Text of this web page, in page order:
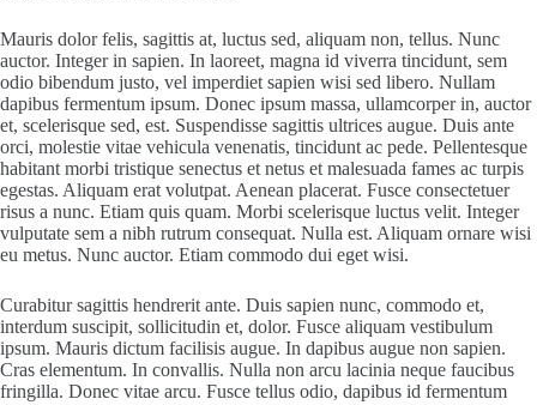
Mauris dolor felis, sagittis at, luctus sed, aliquam non, tellus. Nunc
auctor. Integer in sapien. In laoreet, magna id viverra tincidunt, sem
odio bibendum justo, vel imperdiet sapien wisi sed libero. Nullam
dapibus fermentum ipsum. Donec ipsum massa, ullamcorper in, auctor
et, scelerisque sed, est. Suspendisse sagittis ultrices augue. Duis ante
orci, molestie vitae vehicula venenatis, tincidunt ac pede. Pellentesque
habitant morbi tristique senectus et netus et malesuada fames ac turpis
egestas. Aliquam erat volutpat. Aenean placerat. Fusce consectetuer
risus a nunc. Etiam quis quam. Morbi scelerisque luctus velit. Integer
vulputate sem a nibh rutrum consequat. Nulla est. Aliquam ornare wisi
eu metus. Nunc auctor. Etiam commodo dui eget wisi.
Curabitur sagittis hendrerit ante. Duis sapien nunc, commodo et,
interdum suscipit, sollicitudin et, dolor. Fusce aliquam vestibulum
ipsum. Mauris dictum facilisis augue. In dapibus augue non sapien.
Cras elementum. In convallis. Nulla non arcu lacinia neque faucibus
fringilla. Donec vitae arcu. Fusce tellus odio, dapibus id fermentum